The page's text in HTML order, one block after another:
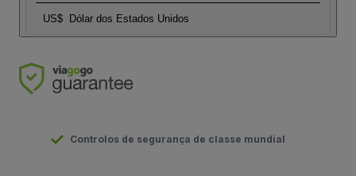
US$ Dólar dos Estados Unidos
Controlos de segurança de classe mundial